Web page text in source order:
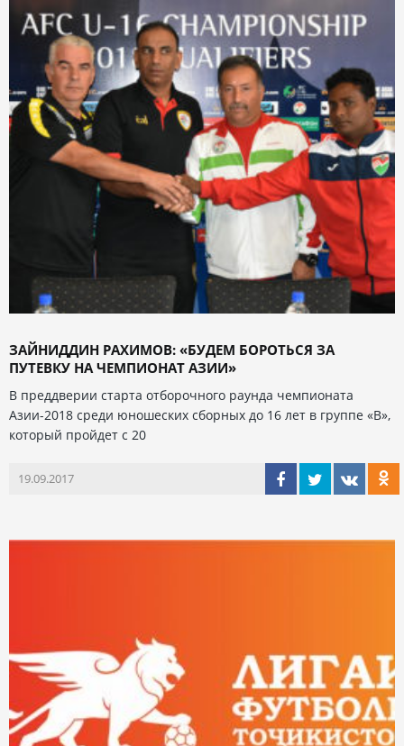
ЗАЙНИДДИН РАХИМОВ: «БУДЕМ БОРОТЬСЯ ЗА
ПУТЕВКУ НА ЧЕМПИОНАТ АЗИИ»
В преддверии старта отборочного раунда чемпионата
Азии-2018 среди юношеских сборных до 16 лет в группе «В»,
который пройдет с 20
19.09.2017